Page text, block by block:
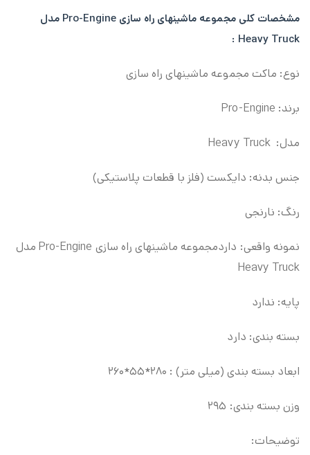
مشخصات کلی
مجموعه ماشینهای راه سازی Pro-Engine مدل
Heavy Truck :
نوع: ماکت مجموعه ماشینهای راه سازی
برند: Pro-Engine
مدل: Heavy Truck
جنس بدنه: دایکست (فلز با قطعات پلاستیکی)
رنگ: نارنجی
نمونه واقعی: داردمجموعه ماشینهای راه سازی Pro-Engine مدل
Heavy Truck
پایه: ندارد
بسته بندی: دارد
ابعاد بسته بندی (میلی متر) : ۲۸۰*۵۵*۲۶۰
وزن بسته بندی: ۲۹۵
توضیحات: